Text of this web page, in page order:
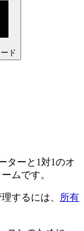
ド
ターと1対1のオ
ムです。
するには、
所有